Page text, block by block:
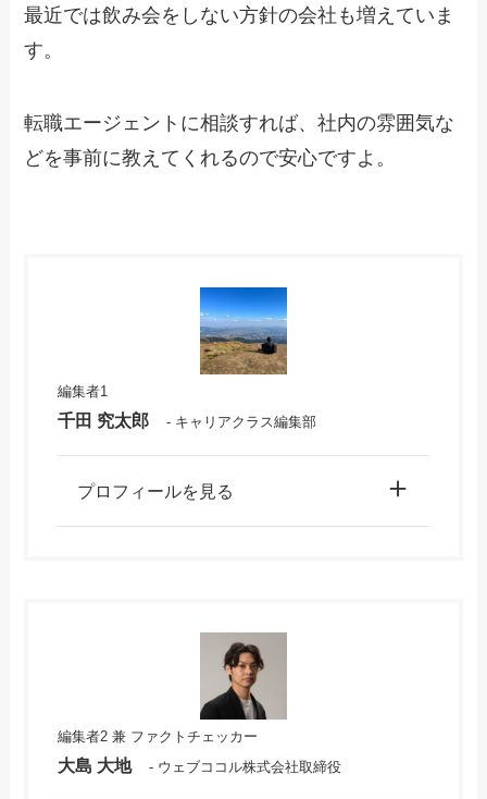
最近では飲み会をしない方針の会社も増えていま
す。
転職エージェントに相談すれば、社内の雰囲気な
どを事前に教えてくれるので安心ですよ。
編集者1
千田 究太郎 - キャリアクラス編集部
プロフィールを見る
編集者2 兼 ファクトチェッカー
大島 大地 - ウェブココル株式会社取締役